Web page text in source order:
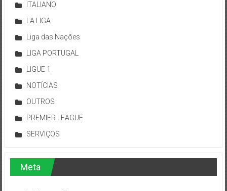
ITALIANO
LA LIGA
Liga das Nações
LIGA PORTUGAL
LIGUE 1
NOTÍCIAS
OUTROS
PREMIER LEAGUE
SERVIÇOS
Meta